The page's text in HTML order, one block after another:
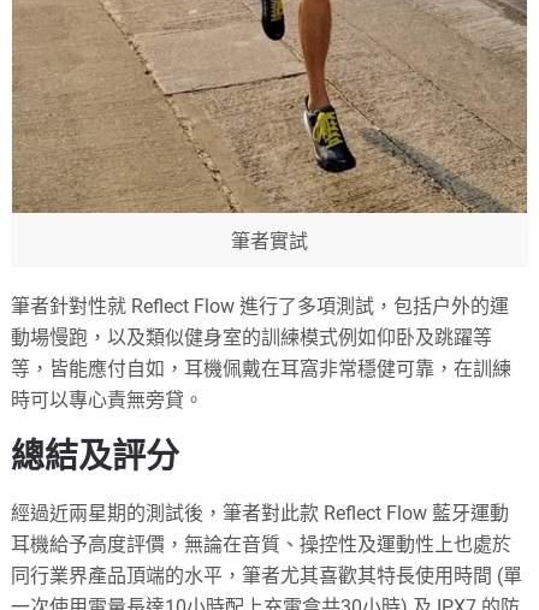
筆者實試
筆者針對性就 Reflect Flow 進行了多項測試，包括户外的運
動場慢跑，以及類似健身室的訓練模式例如仰卧及跳躍等
等，皆能應付自如，耳機佩戴在耳窩非常穩健可靠，在訓練
時可以專心責無旁貸。
總結及評分
經過近兩星期的測試後，筆者對此款 Reflect Flow 藍牙運動
耳機給予高度評價，無論在音質、操控性及運動性上也處於
同行業界產品頂端的水平，筆者尤其喜歡其特長使用時間 (單